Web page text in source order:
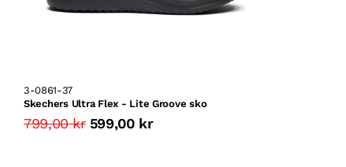
3-0861-37
Skechers Ultra Flex - Lite Groove sko
799,00 kr 599,00 kr